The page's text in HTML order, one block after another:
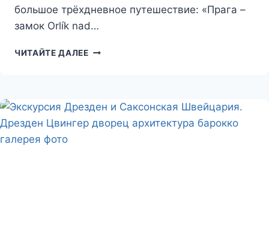
большое трёхдневное путешествие: «Прага –
замок Orlík nad…
ЧИТАЙТЕ ДАЛЕЕИЗ